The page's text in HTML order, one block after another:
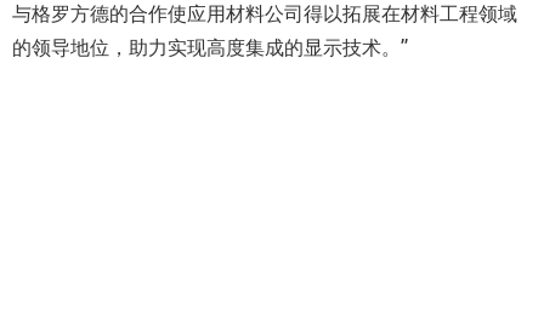
与格罗方德的合作使应用材料公司得以拓展在材料工程领域
的领导地位，助力实现高度集成的显示技术。”